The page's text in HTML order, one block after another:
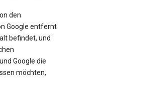
den
Google entfernt
befindet, und
Google die
möchten,